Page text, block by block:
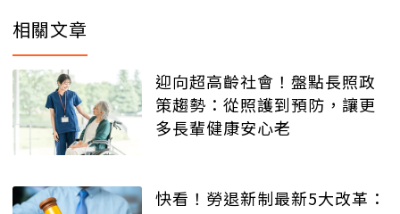
相關文章
迎向超高齡社會！盤點長照政
策趨勢：從照護到預防，讓更
多長輩健康安心老
快看！勞退新制最新5大改革：